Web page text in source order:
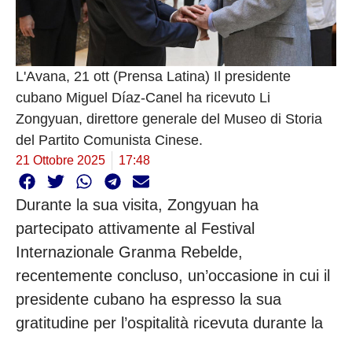
L'Avana, 21 ott (Prensa Latina) Il presidente
cubano Miguel Díaz-Canel ha ricevuto Li
Zongyuan, direttore generale del Museo di Storia
del Partito Comunista Cinese.
21 Ottobre 2025 17:48
Durante la sua visita, Zongyuan ha
partecipato attivamente al Festival
Internazionale Granma Rebelde,
recentemente concluso, un’occasione in cui il
presidente cubano ha espresso la sua
gratitudine per l’ospitalità ricevuta durante la